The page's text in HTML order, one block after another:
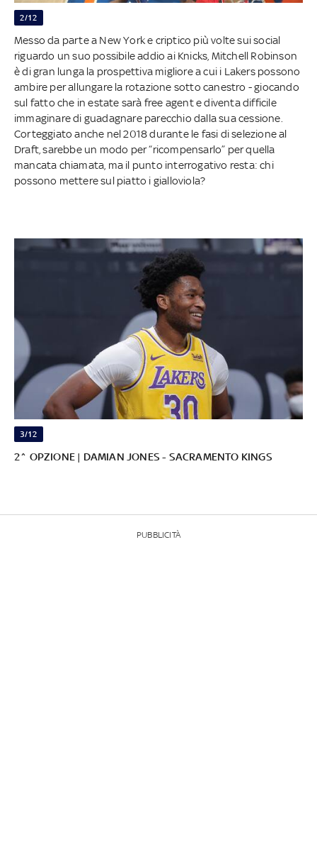
2/12
Messo da parte a New York e criptico più volte sui social
riguardo un suo possibile addio ai Knicks, Mitchell Robinson
è di gran lunga la prospettiva migliore a cui i Lakers possono
ambire per allungare la rotazione sotto canestro - giocando
sul fatto che in estate sarà free agent e diventa difficile
immaginare di guadagnare parecchio dalla sua cessione.
Corteggiato anche nel 2018 durante le fasi di selezione al
Draft, sarebbe un modo per “ricompensarlo” per quella
mancata chiamata, ma il punto interrogativo resta: chi
possono mettere sul piatto i gialloviola?
3/12
2^ OPZIONE | DAMIAN JONES - SACRAMENTO KINGS
PUBBLICITÀ